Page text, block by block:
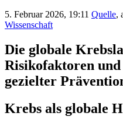
5. Februar 2026, 19:11 Quelle,
Wissenschaft
Die globale
Risikofaktoren und
gezielter
Krebs als globale